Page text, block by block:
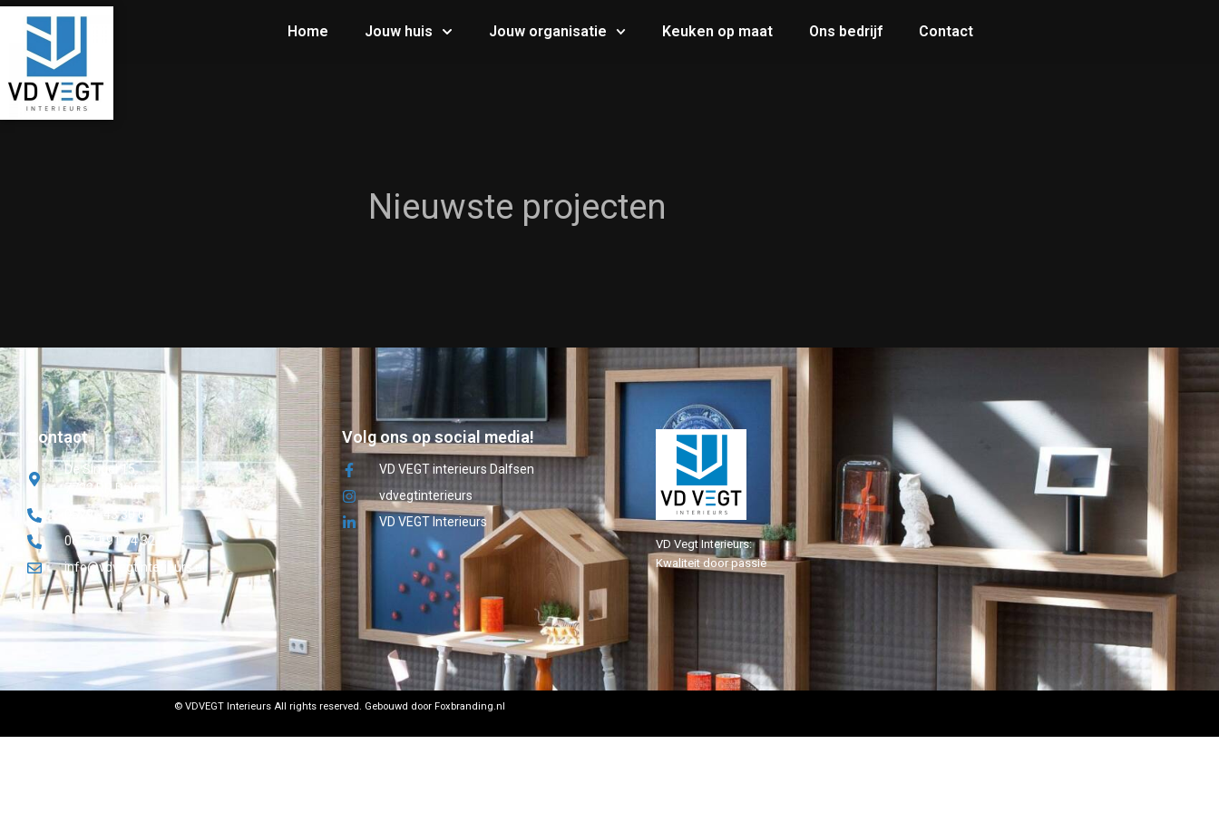
Home Jouw huis Jouw organisatie Keuken op maat Ons bedrijf Contact
Nieuwste projecten
Contact
De Singel 15
7722 RR Dalfsen
0529 - 43 30 03
06 - 21 91 64 32
info@vdvegtinterieurs.nl
Volg ons op social media!
VD VEGT interieurs Dalfsen
vdvegtinterieurs
VD VEGT Interieurs
VD Vegt Interieurs:
Kwaliteit door passie
© VDVEGT Interieurs All rights reserved. Gebouwd door Foxbranding.nl